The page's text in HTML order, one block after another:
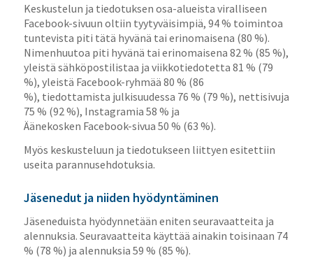
Keskustelun ja tiedotuksen osa-alueista viralliseen
Facebook-sivuun oltiin tyytyväisimpiä, 94 % toimintoa
tuntevista piti tätä hyvänä tai erinomaisena (80 %).
Nimenhuutoa piti hyvänä tai erinomaisena 82 % (85 %),
yleistä sähköpostilistaa ja viikkotiedotetta 81 % (79
%), yleistä Facebook-ryhmää 80 % (86
%), tiedottamista julkisuudessa 76 % (79 %), nettisivuja
75 % (92 %), Instagramia 58 % ja
Äänekosken Facebook-sivua 50 % (63 %).
Myös keskusteluun ja tiedotukseen liittyen esitettiin
useita parannusehdotuksia.
Jäsenedut ja niiden hyödyntäminen
Jäseneduista hyödynnetään eniten seuravaatteita ja
alennuksia. Seuravaatteita käyttää ainakin toisinaan 74
% (78 %) ja alennuksia 59 % (85 %).